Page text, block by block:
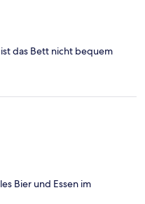
das Bett nicht bequem
Bier und Essen im